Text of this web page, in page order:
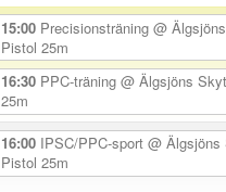
15:00 Precisionsträning @
Pistol 25m
16:30 PPC-träning @ Älgsjöns
25m
16:00 IPSC/PPC-sport @ Älgsjöns
Pistol 25m